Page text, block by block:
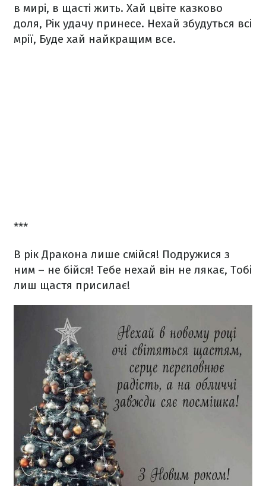
в мирі, в щасті жить. Хай цвіте казково
доля, Рік удачу принесе. Нехай збудуться всі
мрії, Буде хай найкращим все.
***
В рік Дракона лише смійся! Подружися з
ним – не бійся! Тебе нехай він не лякає, Тобі
лиш щастя присилає!